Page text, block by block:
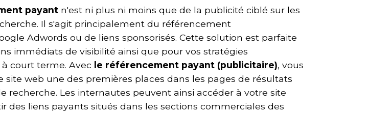
payant n'est ni plus ni moins que de la publicité ciblé sur les
Il s'agit principalement du référencement
Adwords ou de liens sponsorisés. Cette solution est parfaite
immédiats de visibilité ainsi que pour vos stratégies
court terme. Avec le référencement payant (publicitaire), vous
site web une des premières places dans les pages de résultats
recherche. Les internautes peuvent ainsi accéder à votre site
des liens payants situés dans les sections commerciales des